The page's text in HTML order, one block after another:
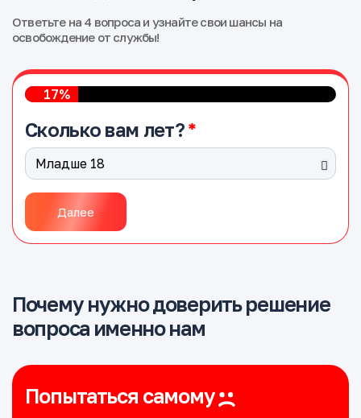
Ответьте на 4 вопроса и узнайте свои шансы на
освобождение от службы!
17%
Сколько вам лет?
Далее
Почему нужно доверить решение
вопроса именно нам
Попытаться самому